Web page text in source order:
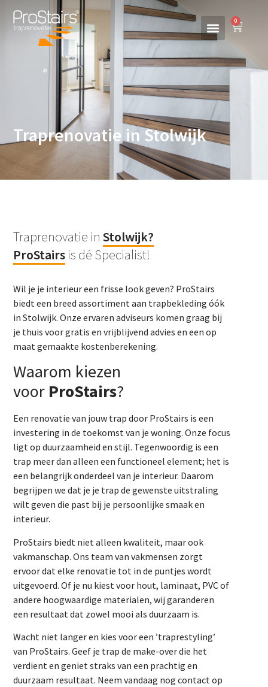
0
Traprenovatie in Stolwijk
Traprenovatie inStolwijk?
ProStairs is dé Specialist!
Wil je je interieur een frisse look geven? ProStairs
biedt een breed assortiment aan trapbekleding óók
in Stolwijk. Onze ervaren adviseurs komen graag bij
je thuis voor gratis en vrijblijvend advies en een op
maat gemaakte kostenberekening.
Waarom kiezen
voor ProStairs?
Een renovatie van jouw trap door ProStairs is een
investering in de toekomst van je woning. Onze focus
ligt op duurzaamheid en stijl. Tegenwoordig is een
trap meer dan alleen een functioneel element; het is
een belangrijk onderdeel van je interieur. Daarom
begrijpen we dat je je trap de gewenste uitstraling
wilt geven die past bij je persoonlijke smaak en
interieur.
ProStairs biedt niet alleen kwaliteit, maar ook
vakmanschap. Ons team van vakmensen zorgt
ervoor dat elke renovatie tot in de puntjes wordt
uitgevoerd. Of je nu kiest voor hout, laminaat, PVC of
andere hoogwaardige materialen, wij garanderen
een resultaat dat zowel mooi als duurzaam is.
Wacht niet langer en kies voor een ’traprestyling’
van ProStairs. Geef je trap de make-over die het
verdient en geniet straks van een prachtig en
duurzaam resultaat. Neem vandaag nog contact op